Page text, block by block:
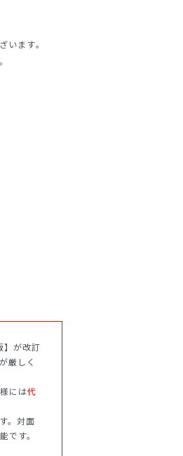
ます。
】が改訂
厳しく
には代
。対面
です。